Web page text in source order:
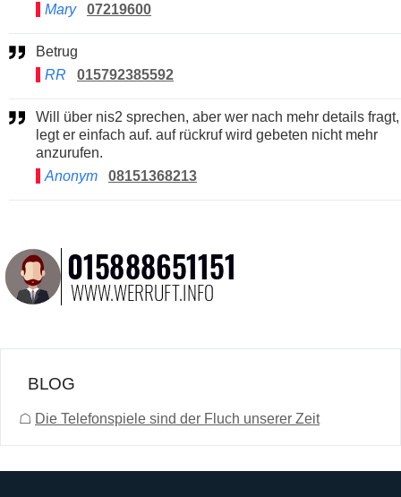
Mary
07219600
Betrug
RR
015792385592
Will über nis2 sprechen, aber wer nach mehr details fragt,
legt er einfach auf. auf rückruf wird gebeten nicht mehr
anzurufen.
Anonym
08151368213
BLOG
☖ Die Telefonspiele sind der Fluch unserer Zeit